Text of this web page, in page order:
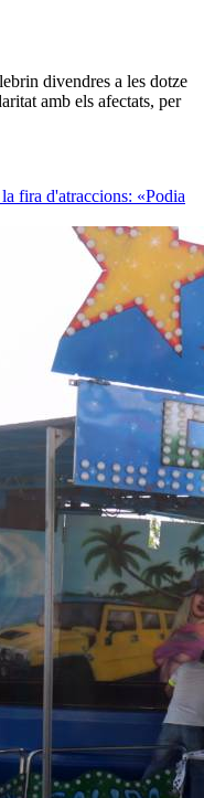
divendres a les dotze
amb els afectats, per
fira d'atraccions: «Podia